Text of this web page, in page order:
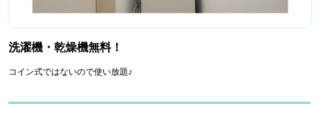
洗濯機・乾燥機無料！
コイン式ではないので使い放題♪